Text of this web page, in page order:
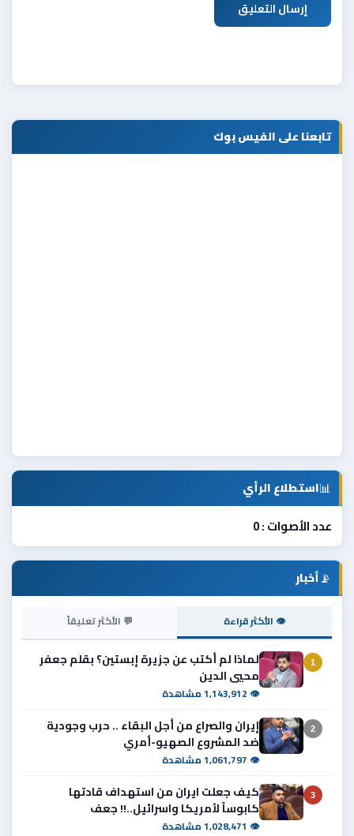
إرسال التعليق
تابعنا على الفيس بوك
📊استطلاع الرأي
عدد الأصوات : 0
📡أخبار
👁 الأكثر قراءة 💬 الأكثر تعليقاً
1
لماذا لم أكتب عن جزيرة إبستين؟ بقلم جعفر
محيي الدين
👁 1,143,912 مشاهدة
2
إيران والصراع من أجل البقاء .. حرب وجودية
ضد المشروع الصهيو-أمري
👁 1,061,797 مشاهدة
3
كيف جعلت ايران من استهداف قادتها
كابوساً لأمريكا واسرائيل..!! جعف
👁 1,028,471 مشاهدة